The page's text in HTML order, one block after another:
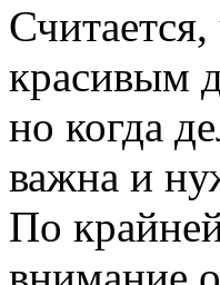
красивым
но когда
важна и
По